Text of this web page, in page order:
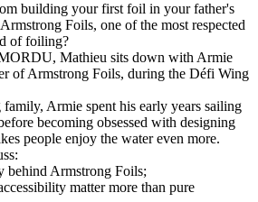
building your first foil in your father's
Foils, one of the most respected
of foiling?
Mathieu sits down with Armie
of Armstrong Foils, during the Défi Wing
Armie spent his early years sailing
becoming obsessed with designing
people enjoy the water even more.
behind Armstrong Foils;
matter more than pure